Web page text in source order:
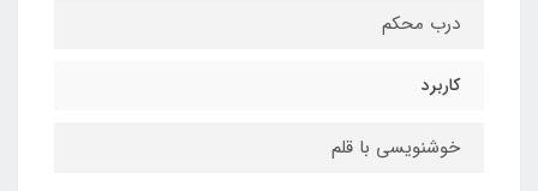
درب محکم
کاربرد
خوشنویسی با قلم